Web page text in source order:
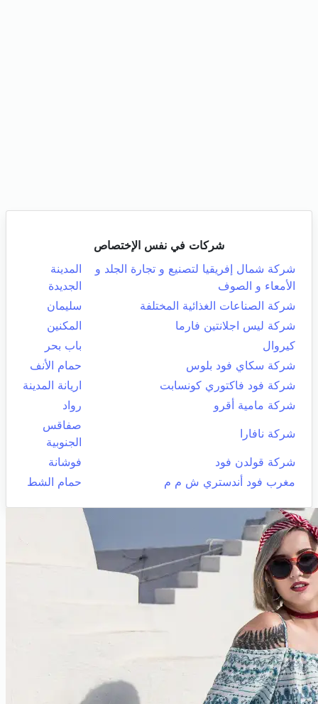
شركات في نفس الإختصاص
شركة شمال إفريقيا لتصنيع و تجارة الجلد و
الأمعاء و الصوف
المدينة
الجديدة
شركة الصناعات الغذائية المختلفة
سليمان
شركة ليس اجلانتين فارما
المكنين
كيروال
باب بحر
شركة سكاي فود بلوس
حمام الأنف
شركة فود فاكتوري كونسابت
اريانة المدينة
شركة مامية أقرو
رواد
شركة نافارا
صفاقس
الجنوبية
شركة قولدن فود
فوشانة
مغرب فود أندستري ش م م
حمام الشط